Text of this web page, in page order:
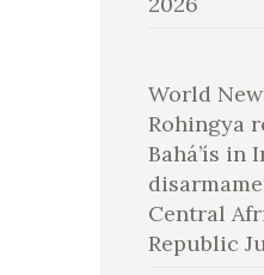
World
Rohingya
Bahá’ís in
Central
Republic